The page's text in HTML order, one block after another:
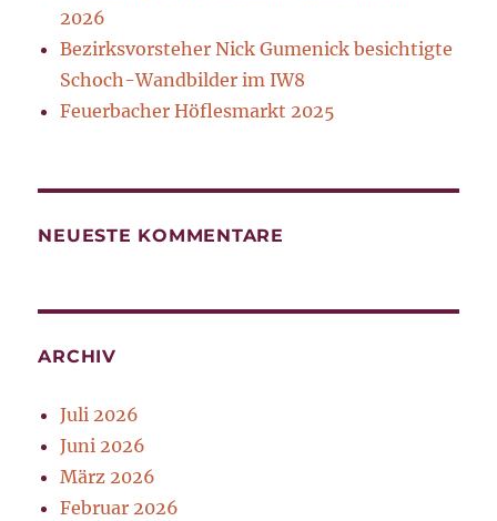
2026
Bezirksvorsteher Nick Gumenick besichtigte
Schoch-Wandbilder im IW8
Feuerbacher Höflesmarkt 2025
NEUESTE KOMMENTARE
ARCHIV
Juli 2026
Juni 2026
März 2026
Februar 2026